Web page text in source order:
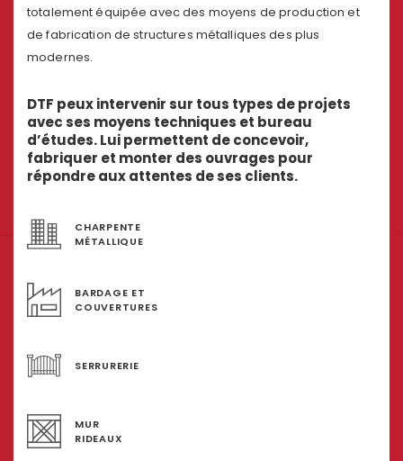
totalement équipée avec des moyens de production et
de fabrication de structures métalliques des plus
modernes.
DTF peux intervenir sur tous types de projets
avec ses moyens techniques et bureau
d’études. Lui permettent de concevoir,
fabriquer et monter des ouvrages pour
répondre aux attentes de ses clients.
CHARPENTE
MÉTALLIQUE
BARDAGE ET
COUVERTURES
SERRURERIE
MUR
RIDEAUX